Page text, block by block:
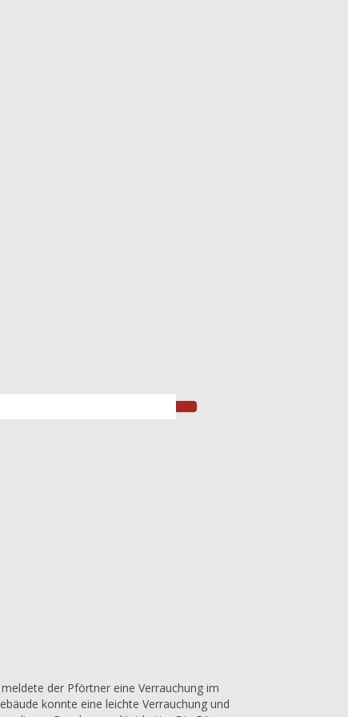
der Pförtner eine Verrauchung im
konnte eine leichte Verrauchung und